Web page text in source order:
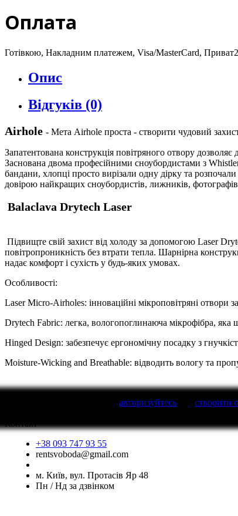
Оплата
Готівкою, Накладним платежем, Visa/MasterCard,
Опис
Відгуків (0)
Airhole - Мета Airhole проста - створити чудовий
Запатентована конструкція повітряного отвору
Заснована двома професійними сноубордистами з
бандани, хлопці просто вирізали одну дірку та
довірою найкращих сноубордистів, лижників,
Balaclava Drytech Laser
Підвищте свій захист від холоду за допомогою Laser
повітропроникність без втрати тепла. Шарнірна
надає комфорт і сухість у будь-яких умовах.
Особливості:
Laser Micro-Airholes: інноваційні мікроповітряні отвори
Drytech Fabric: легка, вологопоглинаюча мікрофібра,
Hinged Design: забезпечує ергономічну посадку з
Moisture-Wicking and Breathable: відводить вологу та
авторизуйтесь створити
Контакт
+38 093 747 93 55
rentsvoboda@gmail.com
м. Київ, вул. Протасів Яр 48
Пн / Нд за дзвінком